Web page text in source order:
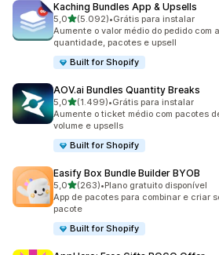
Kaching Bundles App & Upsells
5,0de 5 estrelas
(5.092)
5092 avaliações ao todo
•Grátis para instalar
Aumente o valor médio do pedido com
quantidade, pacotes e upsell
Built for Shopify
AOV.ai Bundles Quantity Breaks
5,0de 5 estrelas
(1.499)
1499 avaliações ao todo
•Grátis para instalar
Aumente o ticket médio com pacotes
volume e upsells
Built for Shopify
Easify Box Bundle Builder BYOB
5,0de 5 estrelas
(263)
263 avaliações ao todo
•Plano gratuito disponível
App de pacotes para combinar e criar
pacote
Built for Shopify